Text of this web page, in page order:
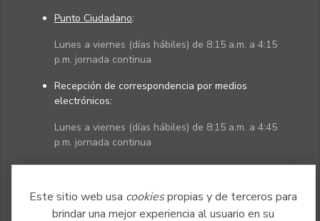
Este sitio web usa cookiespropias y de terceros para
brindar una mejor experiencia al usuario en su
Punto Ciudadano:
Lunes a viernes (días hábiles) de 8:15 a.m. a 4:15
p.m. jornada continua
Recepción de correspondencia por medios
electrónicos:
Lunes a viernes (días hábiles) de 8:15 a.m. a 4:45
p.m. jornada continua